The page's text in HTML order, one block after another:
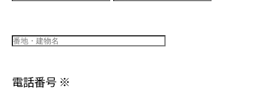
電話番号 ※